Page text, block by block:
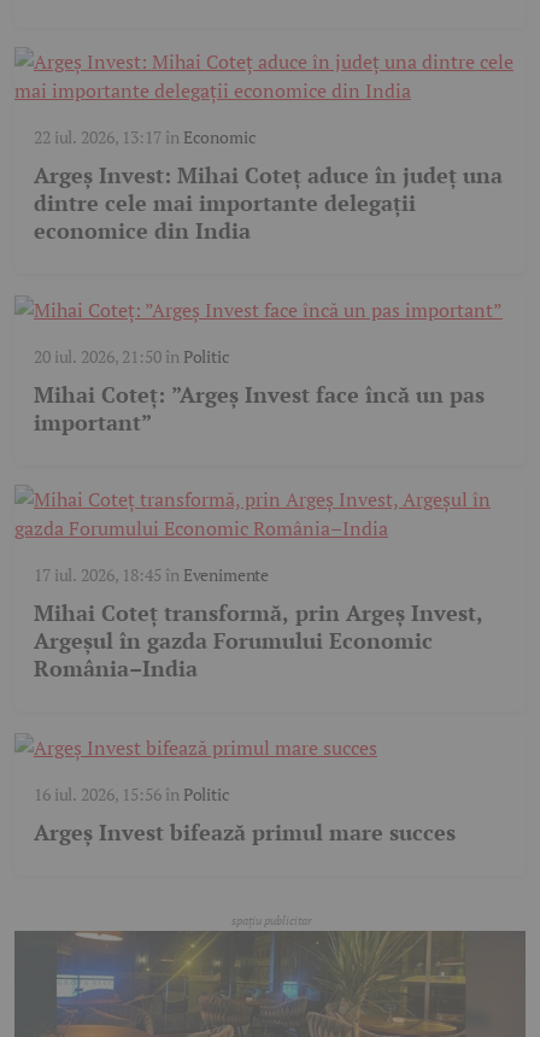
22 iul. 2026, 13:17în Economic
Argeș Invest: Mihai Coteț aduce în județ una
dintre cele mai importante delegații
economice din India
20 iul. 2026, 21:50în Politic
Mihai Coteț: ”Argeș Invest face încă un pas
important”
17 iul. 2026, 18:45 în Evenimente
Mihai Coteț transformă, prin Argeș Invest,
Argeșul în gazda Forumului Economic
România–India
16 iul. 2026, 15:56în Politic
Argeș Invest bifează primul mare succes